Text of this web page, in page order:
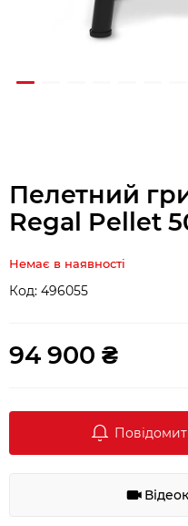
Пелетний
Regal Pellet
Немає в наявності
Код: 496055
94 900 ₴